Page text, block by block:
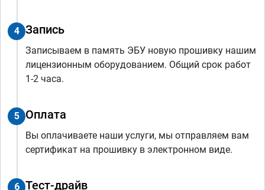
4 Запись
Записываем в память ЭБУ новую прошивку нашим
лицензионным оборудованием. Общий срок работ
1-2 часа.
5 Оплата
Вы оплачиваете наши услуги, мы отправляем вам
сертификат на прошивку в электронном виде.
6 Тест-драйв